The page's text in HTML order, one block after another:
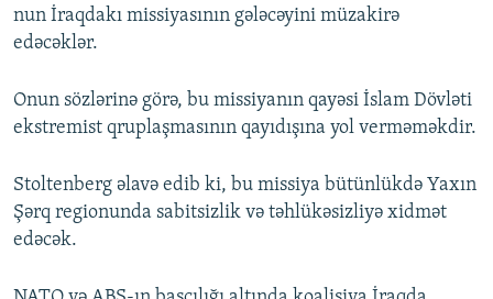
nun İraqdakı missiyasının gələcəyini müzakirə
edəcəklər.
Onun sözlərinə görə, bu missiyanın qayəsi İslam Dövləti
ekstremist qruplaşmasının qayıdışına yol verməməkdir.
Stoltenberg əlavə edib ki, bu missiya bütünlükdə Yaxın
Şərq regionunda sabitsizlik və təhlükəsizliyə xidmət
edəcək.